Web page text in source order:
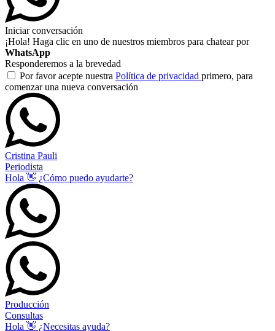
Iniciar conversación
¡Hola! Haga clic en uno de nuestros miembros para chatear por
WhatsApp
Responderemos a la brevedad
Por favor acepte nuestra Política de privacidad primero, para
comenzar una nueva conversación
Cristina Pauli
Periodista
Hola 👋 ¿Cómo puedo ayudarte?
Producción
Consultas
Hola 👋 ¿Necesitas ayuda?